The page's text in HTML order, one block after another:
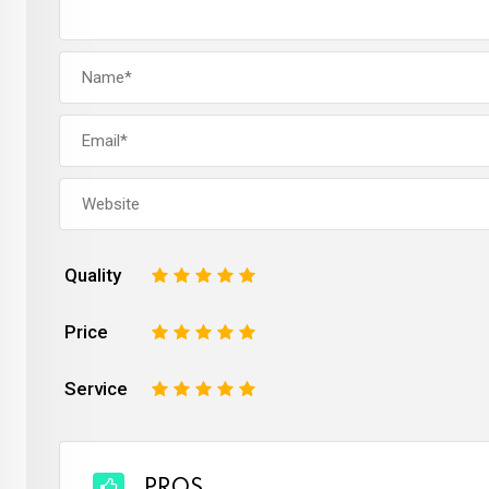
Quality 5
4
3
2
Price 5
4
3
2
Service 5
4
3
2